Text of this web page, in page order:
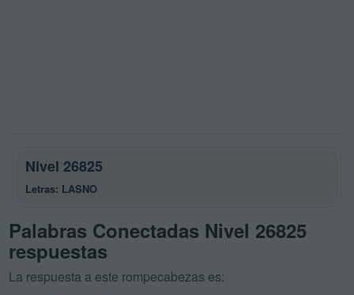
Nivel 26825
Letras: LASNO
Palabras Conectadas Nivel 26825
respuestas
La respuesta a este rompecabezas es: